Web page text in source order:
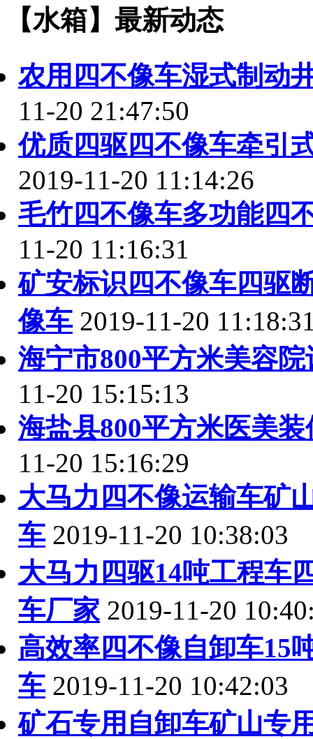
【水箱】最新动态
农用四不像车湿式制动
11-20 21:47:50
优质四驱四不像车牵引
2019-11-20 11:14:26
毛竹四不像车多功能四
11-20 11:16:31
矿安标识四不像车四驱
像车 2019-11-20
海宁市800平方米美容
11-20 15:15:13
海盐县800平方米医美
11-20 15:16:29
大马力四不像运输车矿
车 2019-11-20 10:38:03
大马力四驱14吨工程车
车厂家 2019-11-20
高效率四不像自卸车15
车 2019-11-20 10:42:03
矿石专用自卸车矿山专